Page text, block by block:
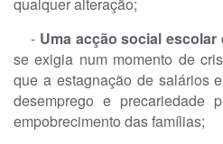
- Uma acção social
se exigia num momento de
que a estagnação de salários
desemprego e precariedade
empobrecimento das famílias;